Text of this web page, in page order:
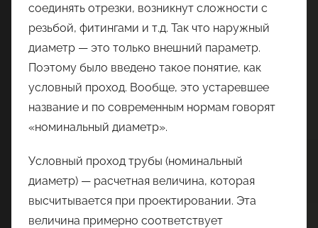
соединять отрезки, возникнут сложности с
резьбой, фитингами и т.д. Так что наружный
диаметр — это только внешний параметр.
Поэтому было введено такое понятие, как
условный проход. Вообще, это устаревшее
название и по современным нормам говорят
«номинальный диаметр».
Условный проход трубы (номинальный
диаметр) — расчетная величина, которая
высчитывается при проектировании. Эта
величина примерно соответствует